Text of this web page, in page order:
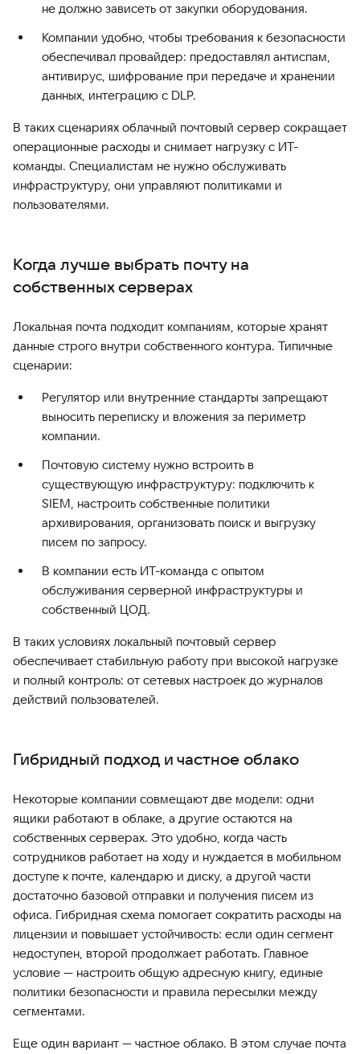
не должно зависеть от закупки оборудования.
Компании удобно, чтобы требования к безопасности
обеспечивал провайдер: предоставлял антиспам,
антивирус, шифрование при передаче и хранении
данных, интеграцию с DLP.
В таких сценариях облачный почтовый сервер сокращает
операционные расходы и снимает нагрузку с ИТ-
команды. Специалистам не нужно обслуживать
инфраструктуру, они управляют политиками и
пользователями.
Когда лучше выбрать почту на
собственных серверах
Локальная почта подходит компаниям, которые хранят
данные строго внутри собственного контура. Типичные
сценарии:
Регулятор или внутренние стандарты запрещают
выносить переписку и вложения за периметр
компании.
Почтовую систему нужно встроить в
существующую инфраструктуру: подключить к
SIEM, настроить собственные политики
архивирования, организовать поиск и выгрузку
писем по запросу.
В компании есть ИТ-команда с опытом
обслуживания серверной инфраструктуры и
собственный ЦОД.
В таких условиях локальный почтовый сервер
обеспечивает стабильную работу при высокой нагрузке
и полный контроль: от сетевых настроек до журналов
действий пользователей.
Гибридный подход и частное облако
Некоторые компании совмещают две модели: одни
ящики работают в облаке, а другие остаются на
собственных серверах. Это удобно, когда часть
сотрудников работает на ходу и нуждается в мобильном
доступе к почте, календарю и диску, а другой части
достаточно базовой отправки и получения писем из
офиса. Гибридная схема помогает сократить расходы на
лицензии и повышает устойчивость: если один сегмент
недоступен, второй продолжает работать. Главное
условие — настроить общую адресную книгу, единые
политики безопасности и правила пересылки между
сегментами.
Еще один вариант — частное облако. В этом случае почта